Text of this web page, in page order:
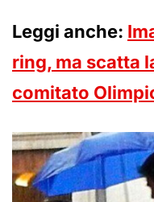
Leggi anche:
ring, ma scatta
comitato